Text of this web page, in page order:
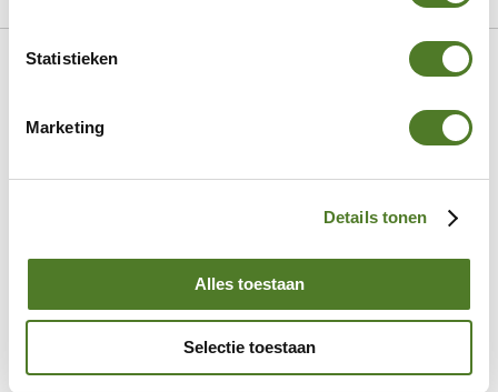
Statistieken
Marketing
Details tonen
Alles toestaan
Selectie toestaan
toAccueil
Skip
end
images